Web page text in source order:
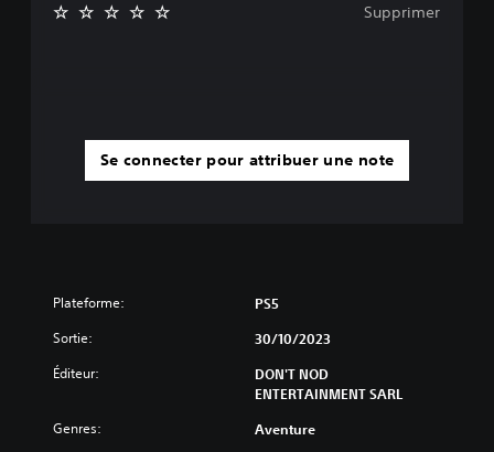
Se connecter pour attribuer une note
Supprimer
Plateforme: PS5
Sortie: 30/10/2023
Éditeur:
DON'T NOD
ENTERTAINMENT SARL
Genres: Aventure